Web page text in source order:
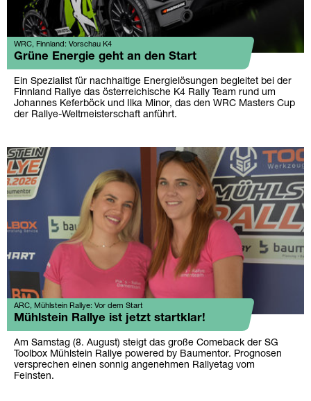
WRC, Finnland: Vorschau K4
Grüne Energie geht an den Start
Ein Spezialist für nachhaltige Energielösungen begleitet bei der
Finnland Rallye das österreichische K4 Rally Team rund um
Johannes Keferböck und Ilka Minor, das den WRC Masters Cup
der Rallye-Weltmeisterschaft anführt.
ARC, Mühlstein Rallye: Vor dem Start
Mühlstein Rallye ist jetzt startklar!
Am Samstag (8. August) steigt das große Comeback der SG
Toolbox Mühlstein Rallye powered by Baumentor. Prognosen
versprechen einen sonnig angenehmen Rallyetag vom
Feinsten.